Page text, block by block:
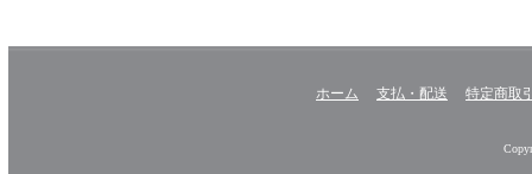
ホーム 支払・配送 特定商取